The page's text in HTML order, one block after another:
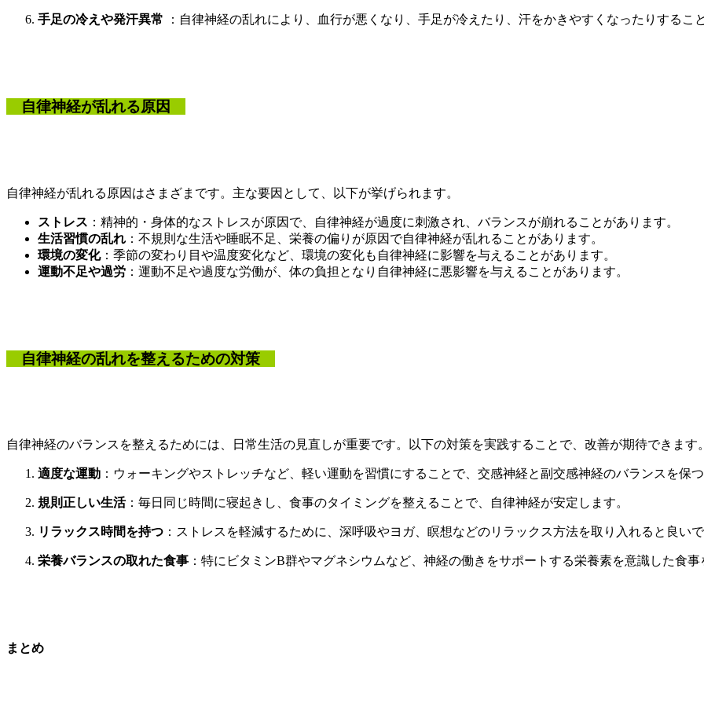
手足の冷えや発汗異常 ：自律神経の乱れにより、血行が悪くなり、手足が冷えたり、汗をかきやすくなったりするこ
自律神経が乱れる原因
自律神経が乱れる原因はさまざまです。主な要因として、以下が挙げられます。
ストレス ：精神的・身体的なストレスが原因で、自律神経が過度に刺激され、バランスが崩れることがあります。
生活習慣の乱れ ：不規則な生活や睡眠不足、栄養の偏りが原因で自律神経が乱れることがあります。
環境の変化：季節の変わり目や温度変化など、環境の変化も自律神経に影響を与えることがあります。
運動不足や過労 ：運動不足や過度な労働が、体の負担となり自律神経に悪影響を与えることがあります。
自律神経の乱れを整えるための対策
自律神経のバランスを整えるためには、日常生活の見直しが重要です。以下の対策を実践することで、改善が期待できます。
適度な運動 ：ウォーキングやストレッチなど、軽い運動を習慣にすることで、交感神経と副交感神経のバランスを保つ
規則正しい生活：毎日同じ時間に寝起きし、食事のタイミングを整えることで、自律神経が安定します。
リラックス時間を持つ ：ストレスを軽減するために、深呼吸やヨガ、瞑想などのリラックス方法を取り入れると良いで
栄養バランスの取れた食事 ：特にビタミンB群やマグネシウムなど、神経の働きをサポートする栄養素を意識した食事
まとめ